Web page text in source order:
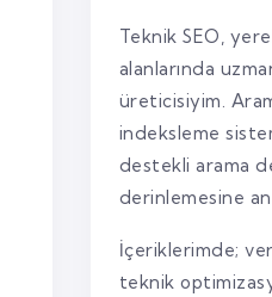
Teknik SEO,
alanlarında
üreticisiyim.
indeksleme
destekli arama
derinlemesine
İçeriklerimde;
teknik